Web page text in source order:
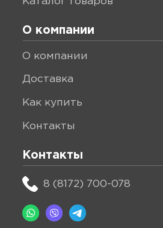
О компании
о компании
доставка
как купить
контакты
Контакты
8 (8172) 700-078